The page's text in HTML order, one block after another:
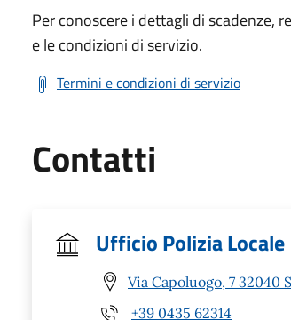
Per conoscere i dettagli di scadenze,
e le condizioni di servizio.
Termini e condizioni di servizio
Contatti
Ufficio Polizia Locale
Via Capoluogo, 7 32040
+39 0435 62314